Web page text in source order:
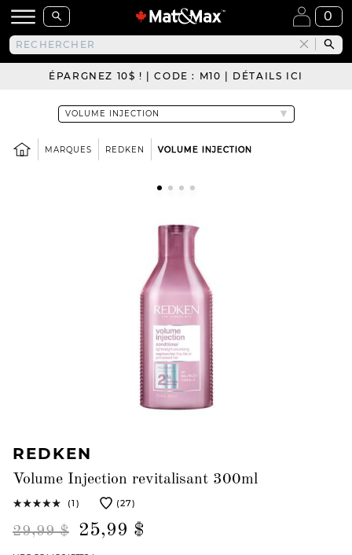
0
ÉPARGNEZ 10$ ! | CODE : M10 | DÉTAILS ICI
MARQUES REDKEN VOLUME INJECTION
REDKEN
Volume Injection revitalisant 300ml
(1) (27)
29,99 $ 25,99 $